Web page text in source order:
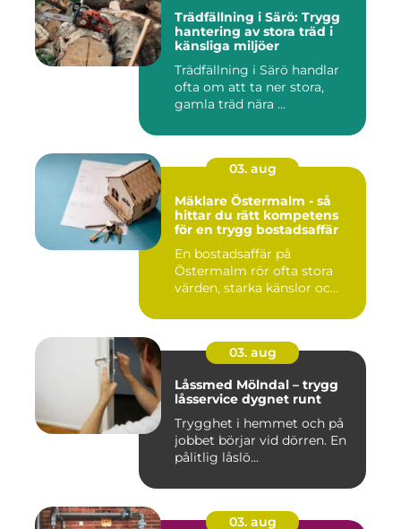
Trädfällning i Särö: Trygg
hantering av stora träd i
känsliga miljöer
Trädfällning i Särö handlar
ofta om att ta ner stora,
gamla träd nära ...
03. aug
Mäklare Östermalm - så
hittar du rätt kompetens
för en trygg bostadsaffär
En bostadsaffär på
Östermalm rör ofta stora
värden, starka känslor oc...
03. aug
Låssmed Mölndal – trygg
låsservice dygnet runt
Trygghet i hemmet och på
jobbet börjar vid dörren. En
pålitlig låslö...
03. aug